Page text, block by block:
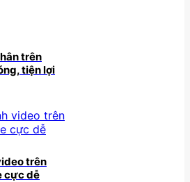
trên
tiện lợi
trên
cực dễ